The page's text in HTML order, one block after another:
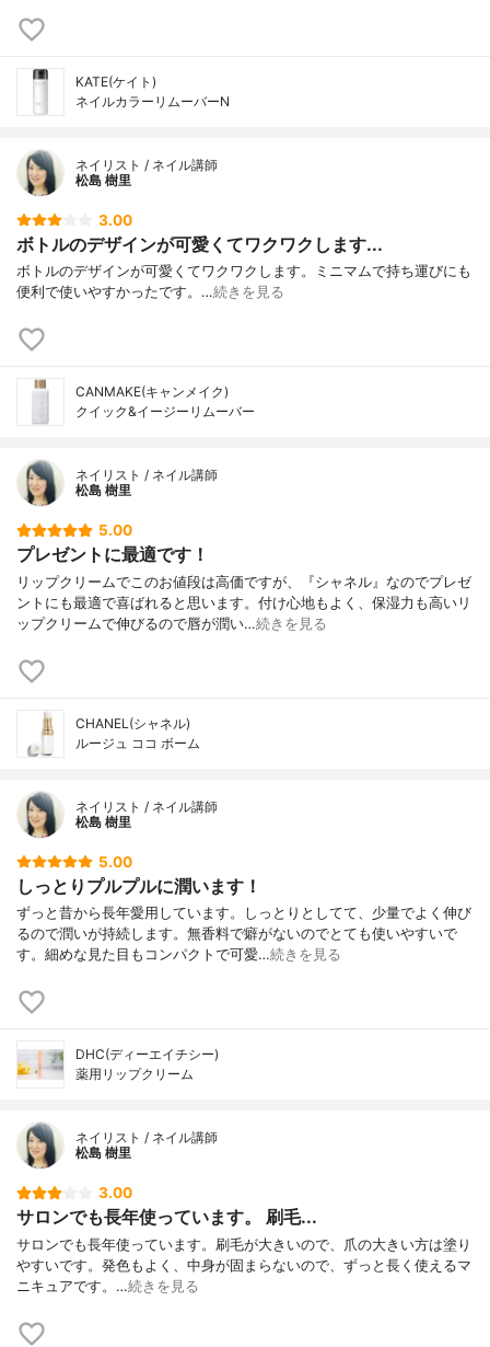
KATE(ケイト)
ネイルカラーリムーバーN
ネイリスト / ネイル講師
松島 樹里
3.00
ボトルのデザインが可愛くてワクワクします...
ボトルのデザインが可愛くてワクワクします。ミニマムで持ち運びにも
便利で使いやすかったです。…続きを見る
CANMAKE(キャンメイク)
クイック&イージーリムーバー
ネイリスト / ネイル講師
松島 樹里
5.00
プレゼントに最適です！
リップクリームでこのお値段は高価ですが、『シャネル』なのでプレゼ
ントにも最適で喜ばれると思います。付け心地もよく、保湿力も高いリ
ップクリームで伸びるので唇が潤い…続きを見る
CHANEL(シャネル)
ルージュ ココ ボーム
ネイリスト / ネイル講師
松島 樹里
5.00
しっとりプルプルに潤います！
ずっと昔から長年愛用しています。しっとりとしてて、少量でよく伸び
るので潤いが持続します。無香料で癖がないのでとても使いやすいで
す。細めな見た目もコンパクトで可愛…続きを見る
DHC(ディーエイチシー)
薬用リップクリーム
ネイリスト / ネイル講師
松島 樹里
3.00
サロンでも長年使っています。 刷毛...
サロンでも長年使っています。刷毛が大きいので、爪の大きい方は塗り
やすいです。発色もよく、中身が固まらないので、ずっと長く使えるマ
ニキュアです。…続きを見る